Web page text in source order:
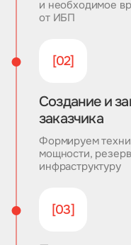
и необходимое
от ИБП
[02]
Создание и
заказчика
Формируем
мощности,
инфраструктуру
[03]